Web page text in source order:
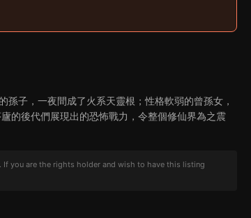
子，一夜間成了火系天靈根；性格軟弱的曾孫女，
的後代們展現出的恐怖戰力，令整個修仙界為之震
you are the rights holder and wish to have this listing